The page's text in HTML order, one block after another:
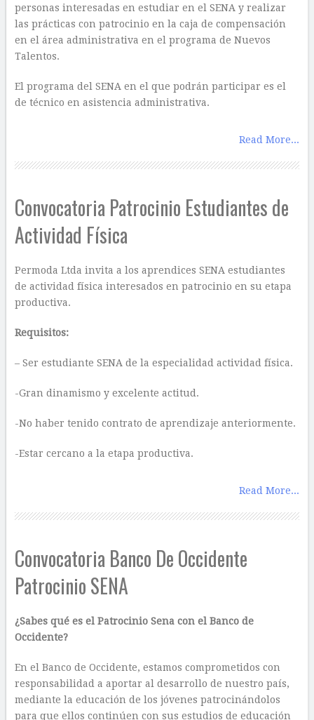
personas interesadas en estudiar en el SENA y realizar
las prácticas con patrocinio en la caja de compensación
en el área administrativa en el programa de Nuevos
Talentos.
El programa del SENA en el que podrán participar es el
de técnico en asistencia administrativa.
Read More...
Convocatoria Patrocinio Estudiantes de
Actividad Física
Permoda Ltda invita a los aprendices SENA estudiantes
de actividad física interesados en patrocinio en su etapa
productiva.
Requisitos:
– Ser estudiante SENA de la especialidad actividad física.
-Gran dinamismo y excelente actitud.
-No haber tenido contrato de aprendizaje anteriormente.
-Estar cercano a la etapa productiva.
Read More...
Convocatoria Banco De Occidente
Patrocinio SENA
¿Sabes qué es el Patrocinio Sena con el Banco de
Occidente?
En el Banco de Occidente, estamos comprometidos con
responsabilidad a aportar al desarrollo de nuestro país,
mediante la educación de los jóvenes patrocinándolos
para que ellos continúen con sus estudios de educación